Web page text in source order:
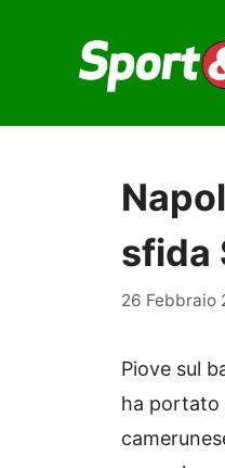
contenuto
sfida
26 Febbraio
Piove sul
ha portato